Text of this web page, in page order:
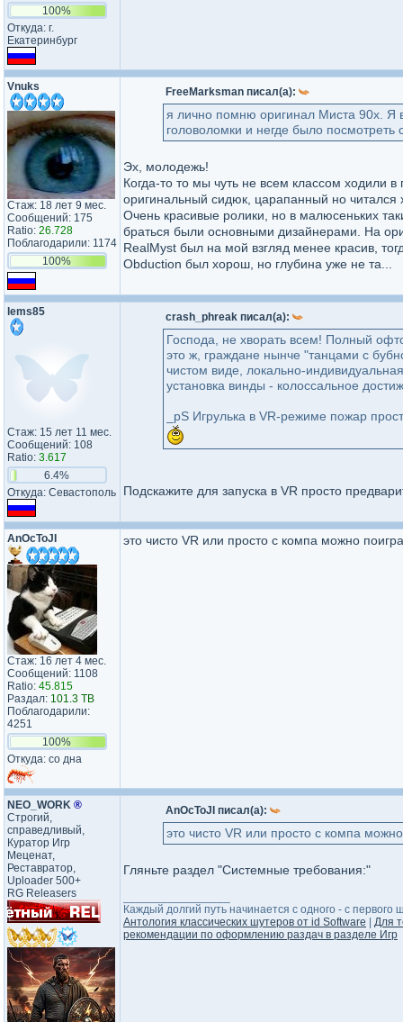
100%
Откуда: г.
Екатеринбург
Vnuks
Стаж: 18 лет 9 мес.
Сообщений: 175
Ratio: 26.728
Поблагодарили: 1174
100%
FreeMarksman писал(а):
я лично помню оригинал Миста 90х. Я
головоломки и негде было
Эх, молодежь!
Когда-то то мы чуть не всем классом ходили
оригинальный сидюк, царапанный но читался
Очень красивые ролики, но в малюсеньких
браться были основными дизайнерами. На
RealMyst был на мой взгляд менее красив,
Obduction был хорош, но глубина уже не та...
lems85
Стаж: 15 лет 11 мес.
Сообщений: 108
Ratio: 3.617
6.4%
Откуда: Севастополь
crash_phreak писал(а):
Господа, не хворать всем! Полный
это ж, граждане нынче "танцами с
чистом виде, локально-
установка винды - колоссальное
_pS Игрулька в VR-режиме пожар
Подскажите для запуска в VR просто
AnOcToJI
Стаж: 16 лет 4 мес.
Сообщений: 1108
Ratio: 45.815
Раздал: 101.3 TB
Поблагодарили:
4251
100%
Откуда: со дна
это чисто VR или просто с компа можно
NEO_WORK ®
Строгий,
справедливый,
Куратор Игр
Меценат,
Реставратор,
Uploader 500+
RG Releasers
AnOcToJI писал(а):
это чисто VR или просто с компа
Гляньте раздел "Системные требования:"
Каждый долгий путь начинается с одного - с первого
Антология классических шутеров от id Software
Для
рекомендации по оформлению раздач в разделе Игр